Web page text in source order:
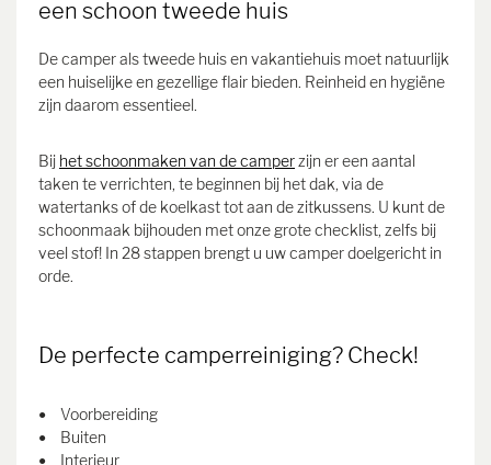
een schoon tweede huis
De camper als tweede huis en vakantiehuis moet natuurlijk
een huiselijke en gezellige flair bieden. Reinheid en hygiëne
zijn daarom essentieel.
Bij het schoonmaken van de camperzijn er een aantal
taken te verrichten, te beginnen bij het dak, via de
watertanks of de koelkast tot aan de zitkussens. U kunt de
schoonmaak bijhouden met onze grote checklist, zelfs bij
veel stof! In 28 stappen brengt u uw camper doelgericht in
orde.
De perfecte camperreiniging? Check!
Voorbereiding
Buiten
Interieur